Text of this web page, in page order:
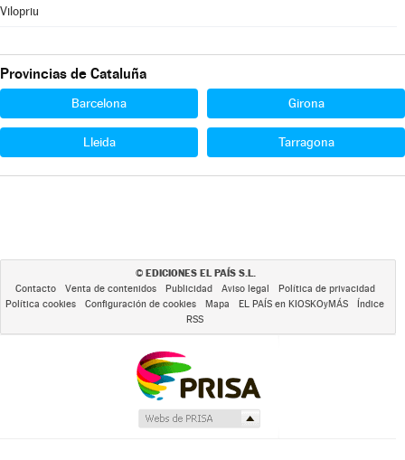
Vilopriu
Provincias de Cataluña
Barcelona Girona
Lleida Tarragona
© EDICIONES EL PAÍS S.L.
Contacto Venta de contenidos Publicidad Aviso legal
Política de privacidad
Política cookies
Configuración de cookies Mapa EL PAÍS en KIOSKOyMÁS
Índice
RSS